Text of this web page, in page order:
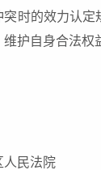
时的效力认
护自身合法权
人民法院